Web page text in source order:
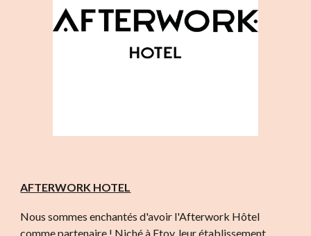
AFTERWORK HOTEL
Nous sommes enchantés d'avoir l'Afterwork Hôtel
comme partenaire ! Niché à Etoy, leur établissement